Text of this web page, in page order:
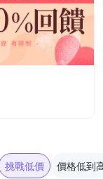
挑戰低價 價格低到